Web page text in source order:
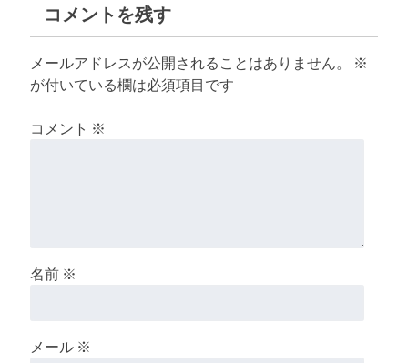
コメントを残す
メールアドレスが公開されることはありません。
※
が付いている欄は必須項目です
コメント ※
名前 ※
メール ※